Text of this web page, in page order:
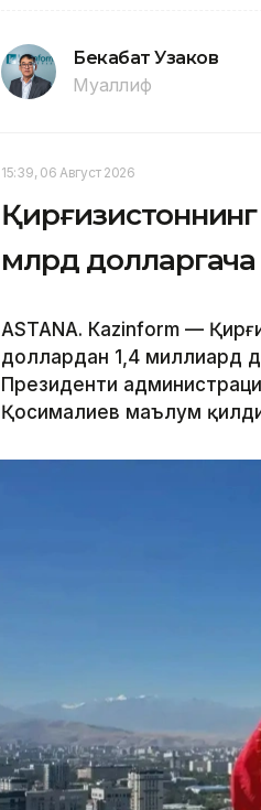
Бекабат Узаков
Муаллиф
15:39, 06 Август 2026
млрд
ASTANА. Кazinform —
доллардан 1,4 миллиард
Президенти
Қосималиев маълум